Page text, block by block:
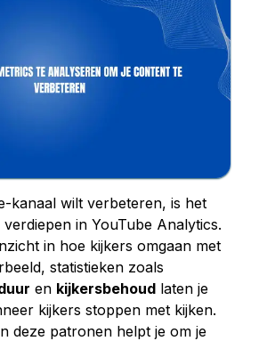
kopen
kopen
kopen
Kopen
kopen
kopen
kanaal wilt verbeteren, is het
in YouTube Analytics.
in hoe kijkers omgaan met
statistieken zoals
en kijkersbehoud laten je
kijkers stoppen met kijken.
deze patronen helpt je om je